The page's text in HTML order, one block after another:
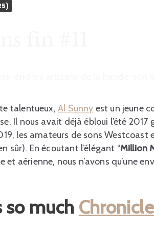
talentueux, Al Sunny est un jeune
Il nous avait déjà ébloui l’été
les amateurs de sons
sûr). En écoutant l’élégant “Million
et aérienne, nous n’avons qu’une
so much